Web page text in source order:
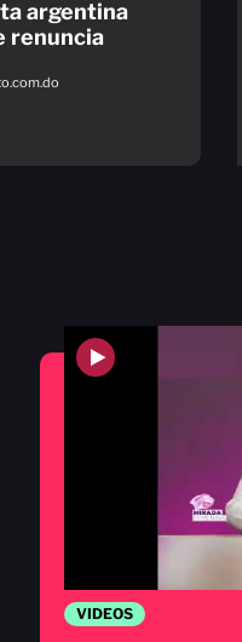
argentina
renuncia
VIDEOS